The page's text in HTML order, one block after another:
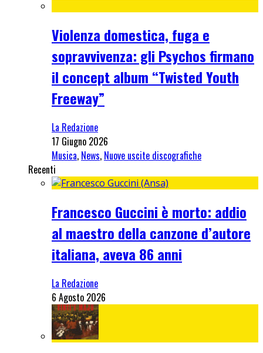
Violenza domestica, fuga e
sopravvivenza: gli Psychos firmano
il concept album “Twisted Youth
Freeway”
La Redazione
17 Giugno 2026
Musica, News, Nuove uscite discografiche
Recenti
Francesco Guccini è morto: addio
al maestro della canzone d’autore
italiana, aveva 86 anni
La Redazione
6 Agosto 2026